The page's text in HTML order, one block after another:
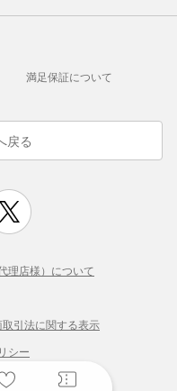
満足保証について
戻る
理店様）について
引法に関する表示
シー